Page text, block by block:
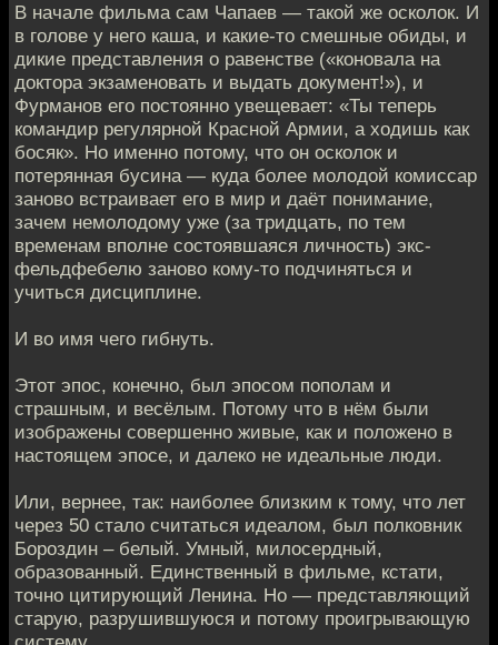
В начале фильма сам Чапаев — такой же осколок. И
в голове у него каша, и какие-то смешные обиды, и
дикие представления о равенстве («коновала на
доктора экзаменовать и выдать документ!»), и
Фурманов его постоянно увещевает: «Ты теперь
командир регулярной Красной Армии, а ходишь как
босяк». Но именно потому, что он осколок и
потерянная бусина — куда более молодой комиссар
заново встраивает его в мир и даёт понимание,
зачем немолодому уже (за тридцать, по тем
временам вполне состоявшаяся личность) экс-
фельдфебелю заново кому-то подчиняться и
учиться дисциплине.
И во имя чего гибнуть.
Этот эпос, конечно, был эпосом пополам и
страшным, и весёлым. Потому что в нём были
изображены совершенно живые, как и положено в
настоящем эпосе, и далеко не идеальные люди.
Или, вернее, так: наиболее близким к тому, что лет
через 50 стало считаться идеалом, был полковник
Бороздин – белый. Умный, милосердный,
образованный. Единственный в фильме, кстати,
точно цитирующий Ленина. Но — представляющий
старую, разрушившуюся и потому проигрывающую